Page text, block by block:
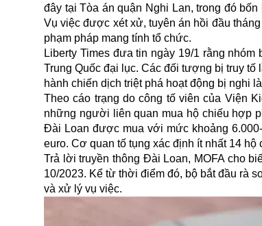
đây tại Tòa án quận Nghi Lan, trong đó
Vụ việc được xét xử, tuyên án hồi đầu
phạm pháp mang tính tổ chức.
Liberty Times đưa tin ngày 19/1 rằng
Trung Quốc đại lục. Các đối tượng bị truy
hành chiến dịch triệt phá hoạt động bị nghi
Theo cáo trạng do công tố viên của Viện
những người liên quan mua hộ chiếu hợp
Đài Loan được mua với mức khoảng
euro. Cơ quan tố tụng xác định ít nhất 14
Trả lời truyền thông Đài Loan, MOFA cho
10/2023. Kể từ thời điểm đó, bộ bắt đầu rà
và xử lý vụ việc.